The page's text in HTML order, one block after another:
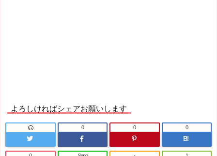
よろしければシェアお願いします
0 0
B!
0